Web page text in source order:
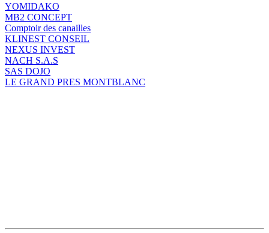
YOMIDAKO
MB2 CONCEPT
Comptoir des canailles
KLINEST CONSEIL
NEXUS INVEST
NACH S.A.S
SAS DOJO
LE GRAND PRES MONTBLANC